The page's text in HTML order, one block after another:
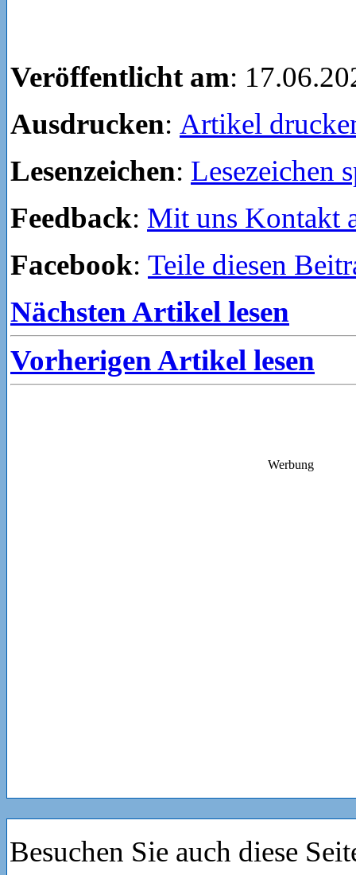
Veröffentlicht am:
Ausdrucken: Artikel
Lesenzeichen: Lesezeichen
Feedback: Mit uns Kontakt
Facebook: Teile diesen
Nächsten Artikel lesen
Vorherigen Artikel lesen
Werbung
Besuchen Sie auch diese